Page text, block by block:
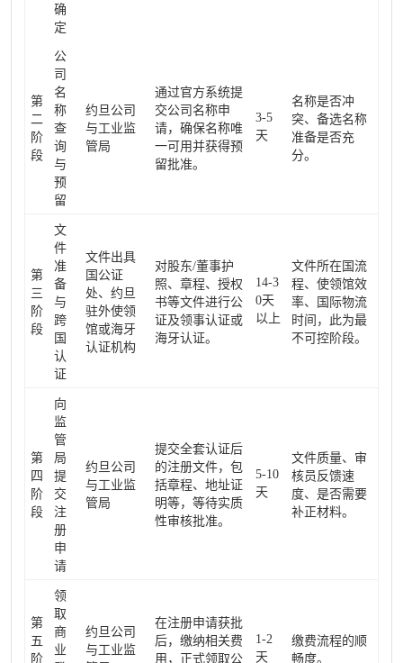
确
定
第
二
阶
段
公
司
名
称
查
询
与
预
留
约旦公司
与工业监
管局
通过官方系统提
交公司名称申
请，确保名称唯
一可用并获得预
留批准。
3-5
天
名称是否冲
突、备选名称
准备是否充
分。
第
三
阶
段
文
件
准
备
与
跨
国
认
证
文件出具
国公证
处、约旦
驻外使领
馆或海牙
认证机构
对股东/董事护
照、章程、授权
书等文件进行公
证及领事认证或
海牙认证。
14-3
0天
以上
文件所在国流
程、使领馆效
率、国际物流
时间，此为最
不可控阶段。
第
四
阶
段
向
监
管
局
提
交
注
册
申
请
约旦公司
与工业监
管局
提交全套认证后
的注册文件，包
括章程、地址证
明等，等待实质
性审核批准。
5-10
天
文件质量、审
核员反馈速
度、是否需要
补正材料。
第
五
阶
领
取
商
业
约旦公司
与工业监
在注册申请获批
后，缴纳相关费
用，正式领取公
1-2
天
缴费流程的顺
畅度。